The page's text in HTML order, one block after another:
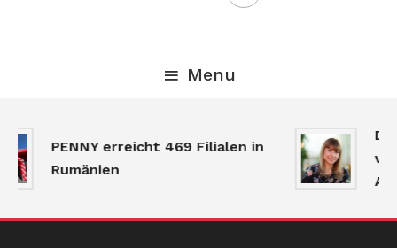
Menu
PENNY erreicht 469 Filialen in
Rumänien